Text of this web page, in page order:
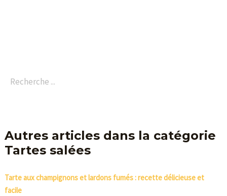
Autres articles dans la catégorie
Tartes salées
Tarte aux champignons et lardons fumés : recette délicieuse et
facile